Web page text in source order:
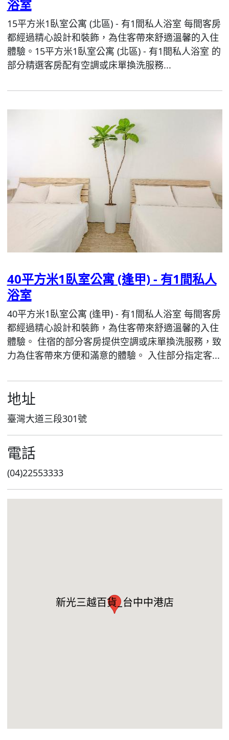
浴室
15平方米1臥室公寓 (北區) - 有1間私人浴室 每間客房
都經過精心設計和裝飾，為住客帶來舒適溫馨的入住
體驗。15平方米1臥室公寓 (北區) - 有1間私人浴室 的
部分精選客房配有空調或床單換洗服務...
40平方米1臥室公寓 (逢甲) - 有1間私人
浴室
40平方米1臥室公寓 (逢甲) - 有1間私人浴室 每間客房
都經過精心設計和裝飾，為住客帶來舒適溫馨的入住
體驗。 住宿的部分客房提供空調或床單換洗服務，致
力為住客帶來方便和滿意的體驗。 入住部分指定客...
地址
臺灣大道三段301號
電話
(04)22553333
新光三越百貨_台中中港店